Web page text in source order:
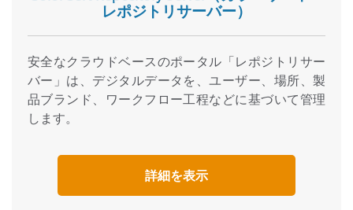
レポジトリサーバー）
安全なクラウドベースのポータル「レポジトリサー
バー」は、デジタルデータを、ユーザー、場所、製
品ブランド、ワークフロー工程などに基づいて管理
します。
詳細を表示